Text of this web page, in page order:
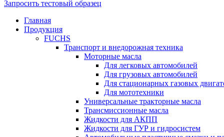
Запросить тестовый образец
Главная
Продукция
FUCHS
Транспорт и внедорожная техника
Моторные масла
Для легковых автомобилей
Для грузовых автомобилей
Для стационарных газовых
Для мототехники
Универсальные тракторные масла
Трансмиссионные масла
Жидкости для АКПП
Жидкости для ГУР и гидросистем